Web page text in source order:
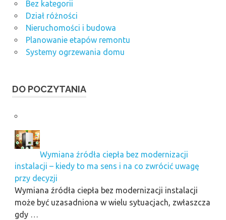
Bez kategorii
Dział różności
Nieruchomości i budowa
Planowanie etapów remontu
Systemy ogrzewania domu
DO POCZYTANIA
Wymiana źródła ciepła bez modernizacji
instalacji – kiedy to ma sens i na co zwrócić uwagę
przy decyzji
Wymiana źródła ciepła bez modernizacji instalacji
może być uzasadniona w wielu sytuacjach, zwłaszcza
gdy …